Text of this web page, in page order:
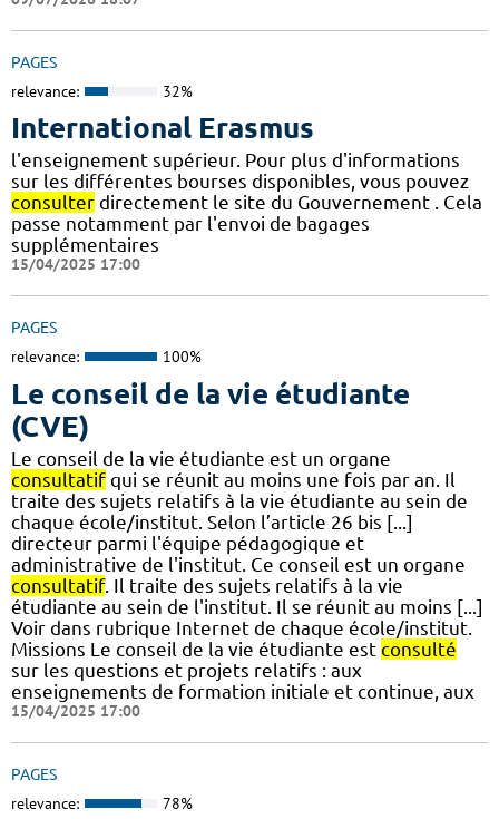
PAGES
relevance: 32%
International Erasmus
l'enseignement supérieur. Pour plus d'informations
sur les différentes bourses disponibles, vous pouvez
consulter directement le site du Gouvernement . Cela
passe notamment par l'envoi de bagages
supplémentaires
15/04/2025 17:00
PAGES
relevance: 100%
Le conseil de la vie étudiante
(CVE)
Le conseil de la vie étudiante est un organe
consultatif qui se réunit au moins une fois par an. Il
traite des sujets relatifs à la vie étudiante au sein de
chaque école/institut. Selon l’article 26 bis [...]
directeur parmi l'équipe pédagogique et
administrative de l'institut. Ce conseil est un organe
consultatif. Il traite des sujets relatifs à la vie
étudiante au sein de l'institut. Il se réunit au moins [...]
Voir dans rubrique Internet de chaque école/institut.
Missions Le conseil de la vie étudiante est consulté
sur les questions et projets relatifs : aux
enseignements de formation initiale et continue, aux
15/04/2025 17:00
PAGES
relevance: 78%